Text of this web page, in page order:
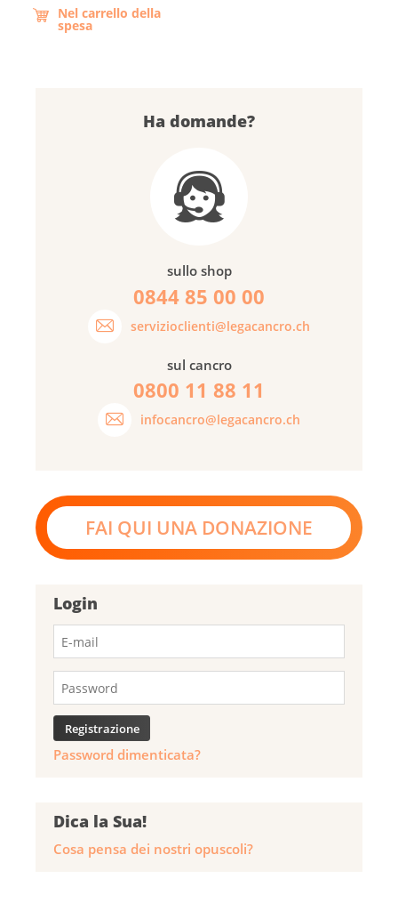
Nel carrello della
spesa
Ha domande?
sullo shop
0844 85 00 00
servizioclienti@legacancro.ch
sul cancro
0800 11 88 11
infocancro@legacancro.ch
FAI QUI UNA DONAZIONE
Login
Password dimenticata?
Dica la Sua!
Cosa pensa dei nostri opuscoli?